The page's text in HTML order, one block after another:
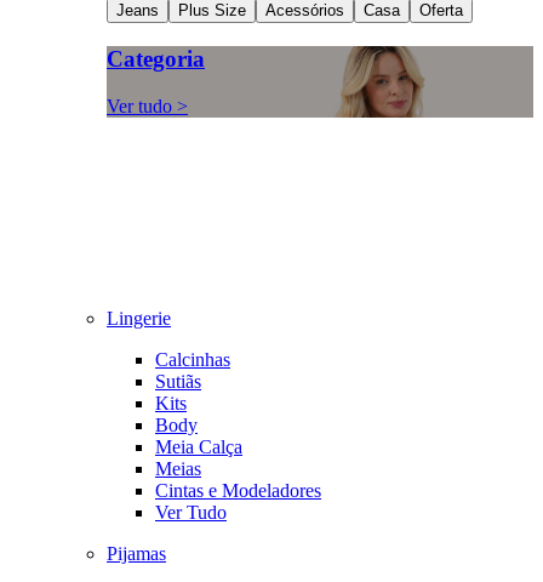
Jeans
Plus Size Acessórios Casa Oferta
Categoria
Ver tudo >
Lingerie
Calcinhas
Sutiãs
Kits
Body
Meia Calça
Meias
Cintas e Modeladores
Ver Tudo
Pijamas